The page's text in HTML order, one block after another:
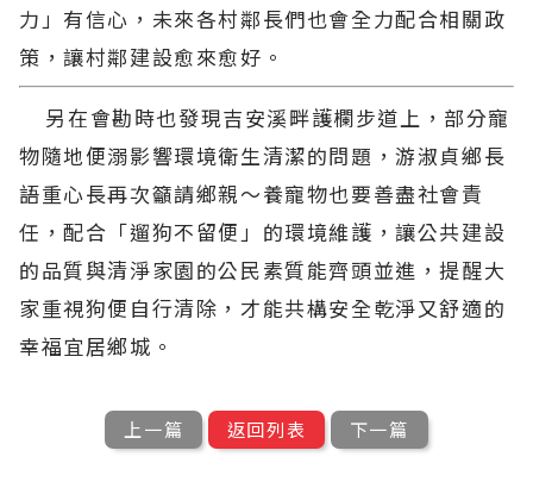
力」有信心，未來各村鄰長們也會全力配合相關政
策，讓村鄰建設愈來愈好。
另在會勘時也發現吉安溪畔護欄步道上，部分寵
物隨地便溺影響環境衛生清潔的問題，游淑貞鄉長
語重心長再次籲請鄉親～養寵物也要善盡社會責
任，配合「遛狗不留便」的環境維護，讓公共建設
的品質與清淨家園的公民素質能齊頭並進，提醒大
家重視狗便自行清除，才能共構安全乾淨又舒適的
幸福宜居鄉城。
上一篇 返回列表 下一篇